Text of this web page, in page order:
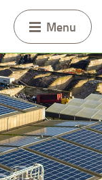
Menu